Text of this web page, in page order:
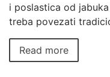
i poslastica od
treba povezati
Read more